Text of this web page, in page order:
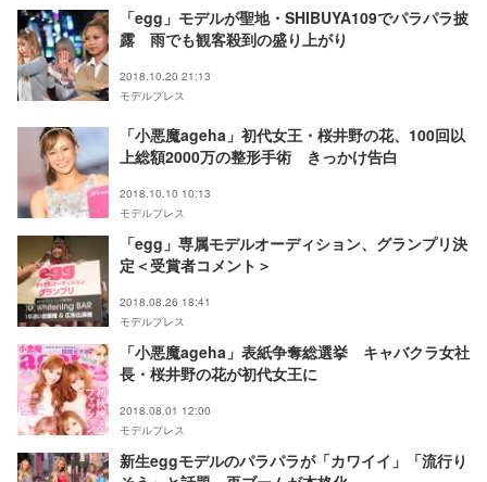
「egg」モデルが聖地・SHIBUYA109でパラパラ披
露 雨でも観客殺到の盛り上がり
2018.10.20 21:13
モデルプレス
「小悪魔ageha」初代女王・桜井野の花、100回以
上総額2000万の整形手術 きっかけ告白
2018.10.10 10:13
モデルプレス
「egg」専属モデルオーディション、グランプリ決
定＜受賞者コメント＞
2018.08.26 18:41
モデルプレス
「小悪魔ageha」表紙争奪総選挙 キャバクラ女社
長・桜井野の花が初代女王に
2018.08.01 12:00
モデルプレス
新生eggモデルのパラパラが「カワイイ」「流行り